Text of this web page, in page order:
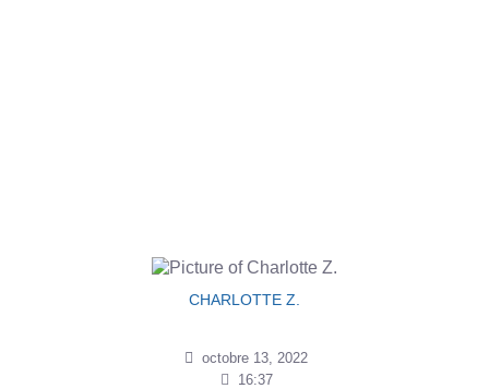
CHARLOTTE Z.
octobre 13, 2022
16:37